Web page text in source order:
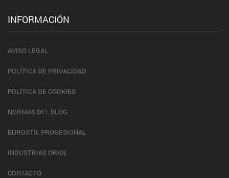
INFORMACIÓN
AVISO LEGAL
POLÍTICA DE PRIVACIDAD
POLÍTICA DE COOKIES
NORMAS DEL BLOG
EUROSTIL PROGESIONAL
INDUSTRIAS ORIOL
CONTACTO